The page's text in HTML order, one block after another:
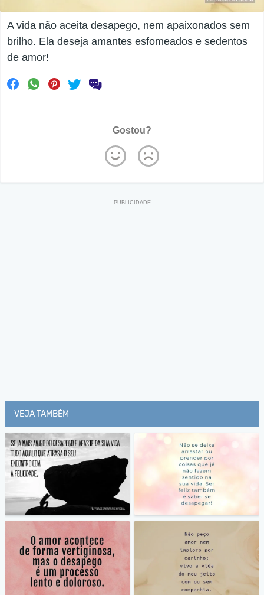
A vida não aceita desapego, nem apaixonados sem
brilho. Ela deseja amantes esfomeados e sedentos
de amor!
Gostou?
VEJA TAMBÉM